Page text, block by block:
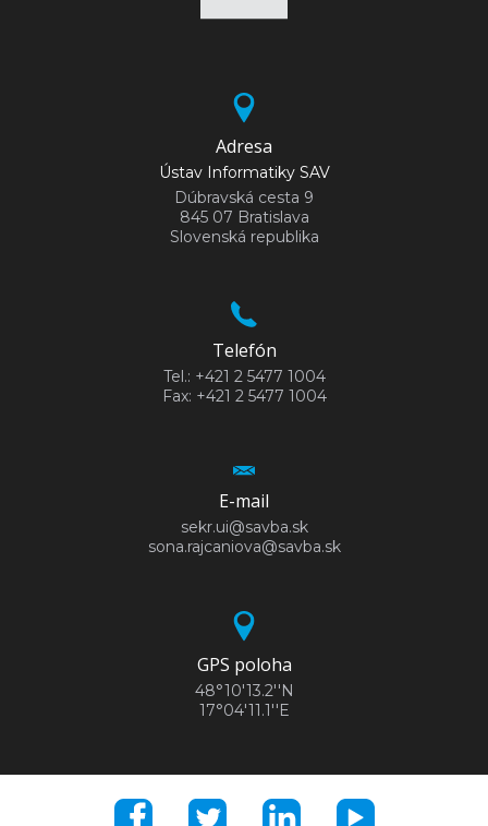
Adresa
Ústav Informatiky SAV
Dúbravská cesta 9
845 07 Bratislava
Slovenská republika
Telefón
Tel.: +421 2 5477 1004
Fax: +421 2 5477 1004
E-mail
sekr.ui@savba.sk
sona.rajcaniova@savba.sk
GPS poloha
48°10'13.2''N
17°04'11.1''E